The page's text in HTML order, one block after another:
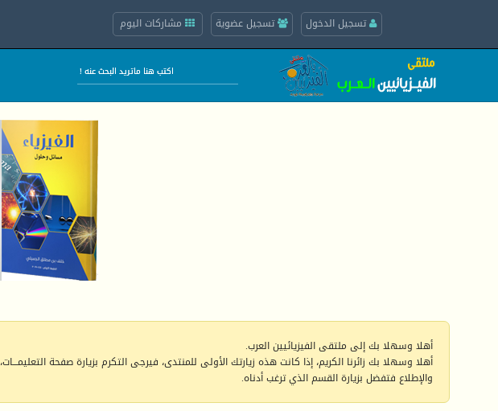
تسجيل الدخول تسجيل عضوية مشاركات اليوم
أهلا وسهلا بك إلى ملتقى الفيزيائيين العرب.
أهلا وسهلا بك زائرنا الكريم، إذا كانت هذه زيارتك الأولى للمنتدى، فيرجى التكرم بزيارة صفحة التعليمـــات،
والإطلاع فتفضل بزيارة القسم الذي ترغب أدناه.